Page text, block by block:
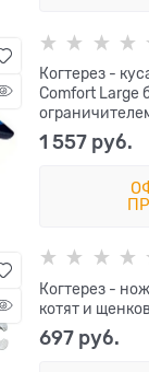
Когтерез -
Comfort Large
1 557 руб.
Когтерез -
котят и щенков
697 руб.